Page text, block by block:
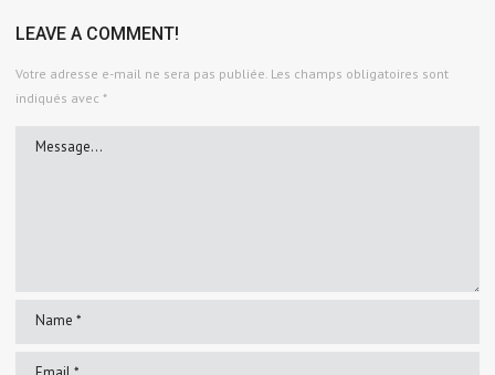
LEAVE A COMMENT!
Votre adresse e-mail ne sera pas publiée. Les champs obligatoires sont
indiqués avec *